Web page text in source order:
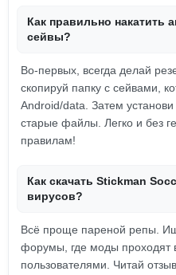
Как правильно накатить
сейвы?
Во-первых, всегда делай
скопируй папку с сейвами,
Android/data. Затем
старые файлы. Легко и без
правилам!
Как скачать Stickman
вирусов?
Всё проще пареной репы.
форумы, где моды проходят
пользователями. Читай